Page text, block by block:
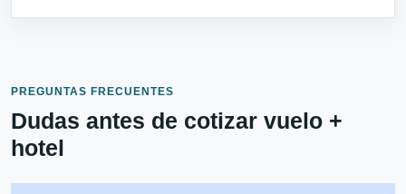
PREGUNTAS FRECUENTES
Dudas antes de cotizar vuelo +
hotel